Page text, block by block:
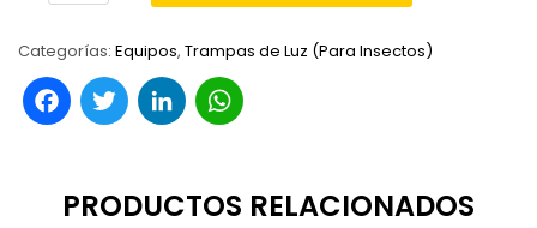
Categorías: Equipos, Trampas de Luz (Para Insectos)
Facebook
TwitterLinkedIn
PRODUCTOS RELACIONADOS